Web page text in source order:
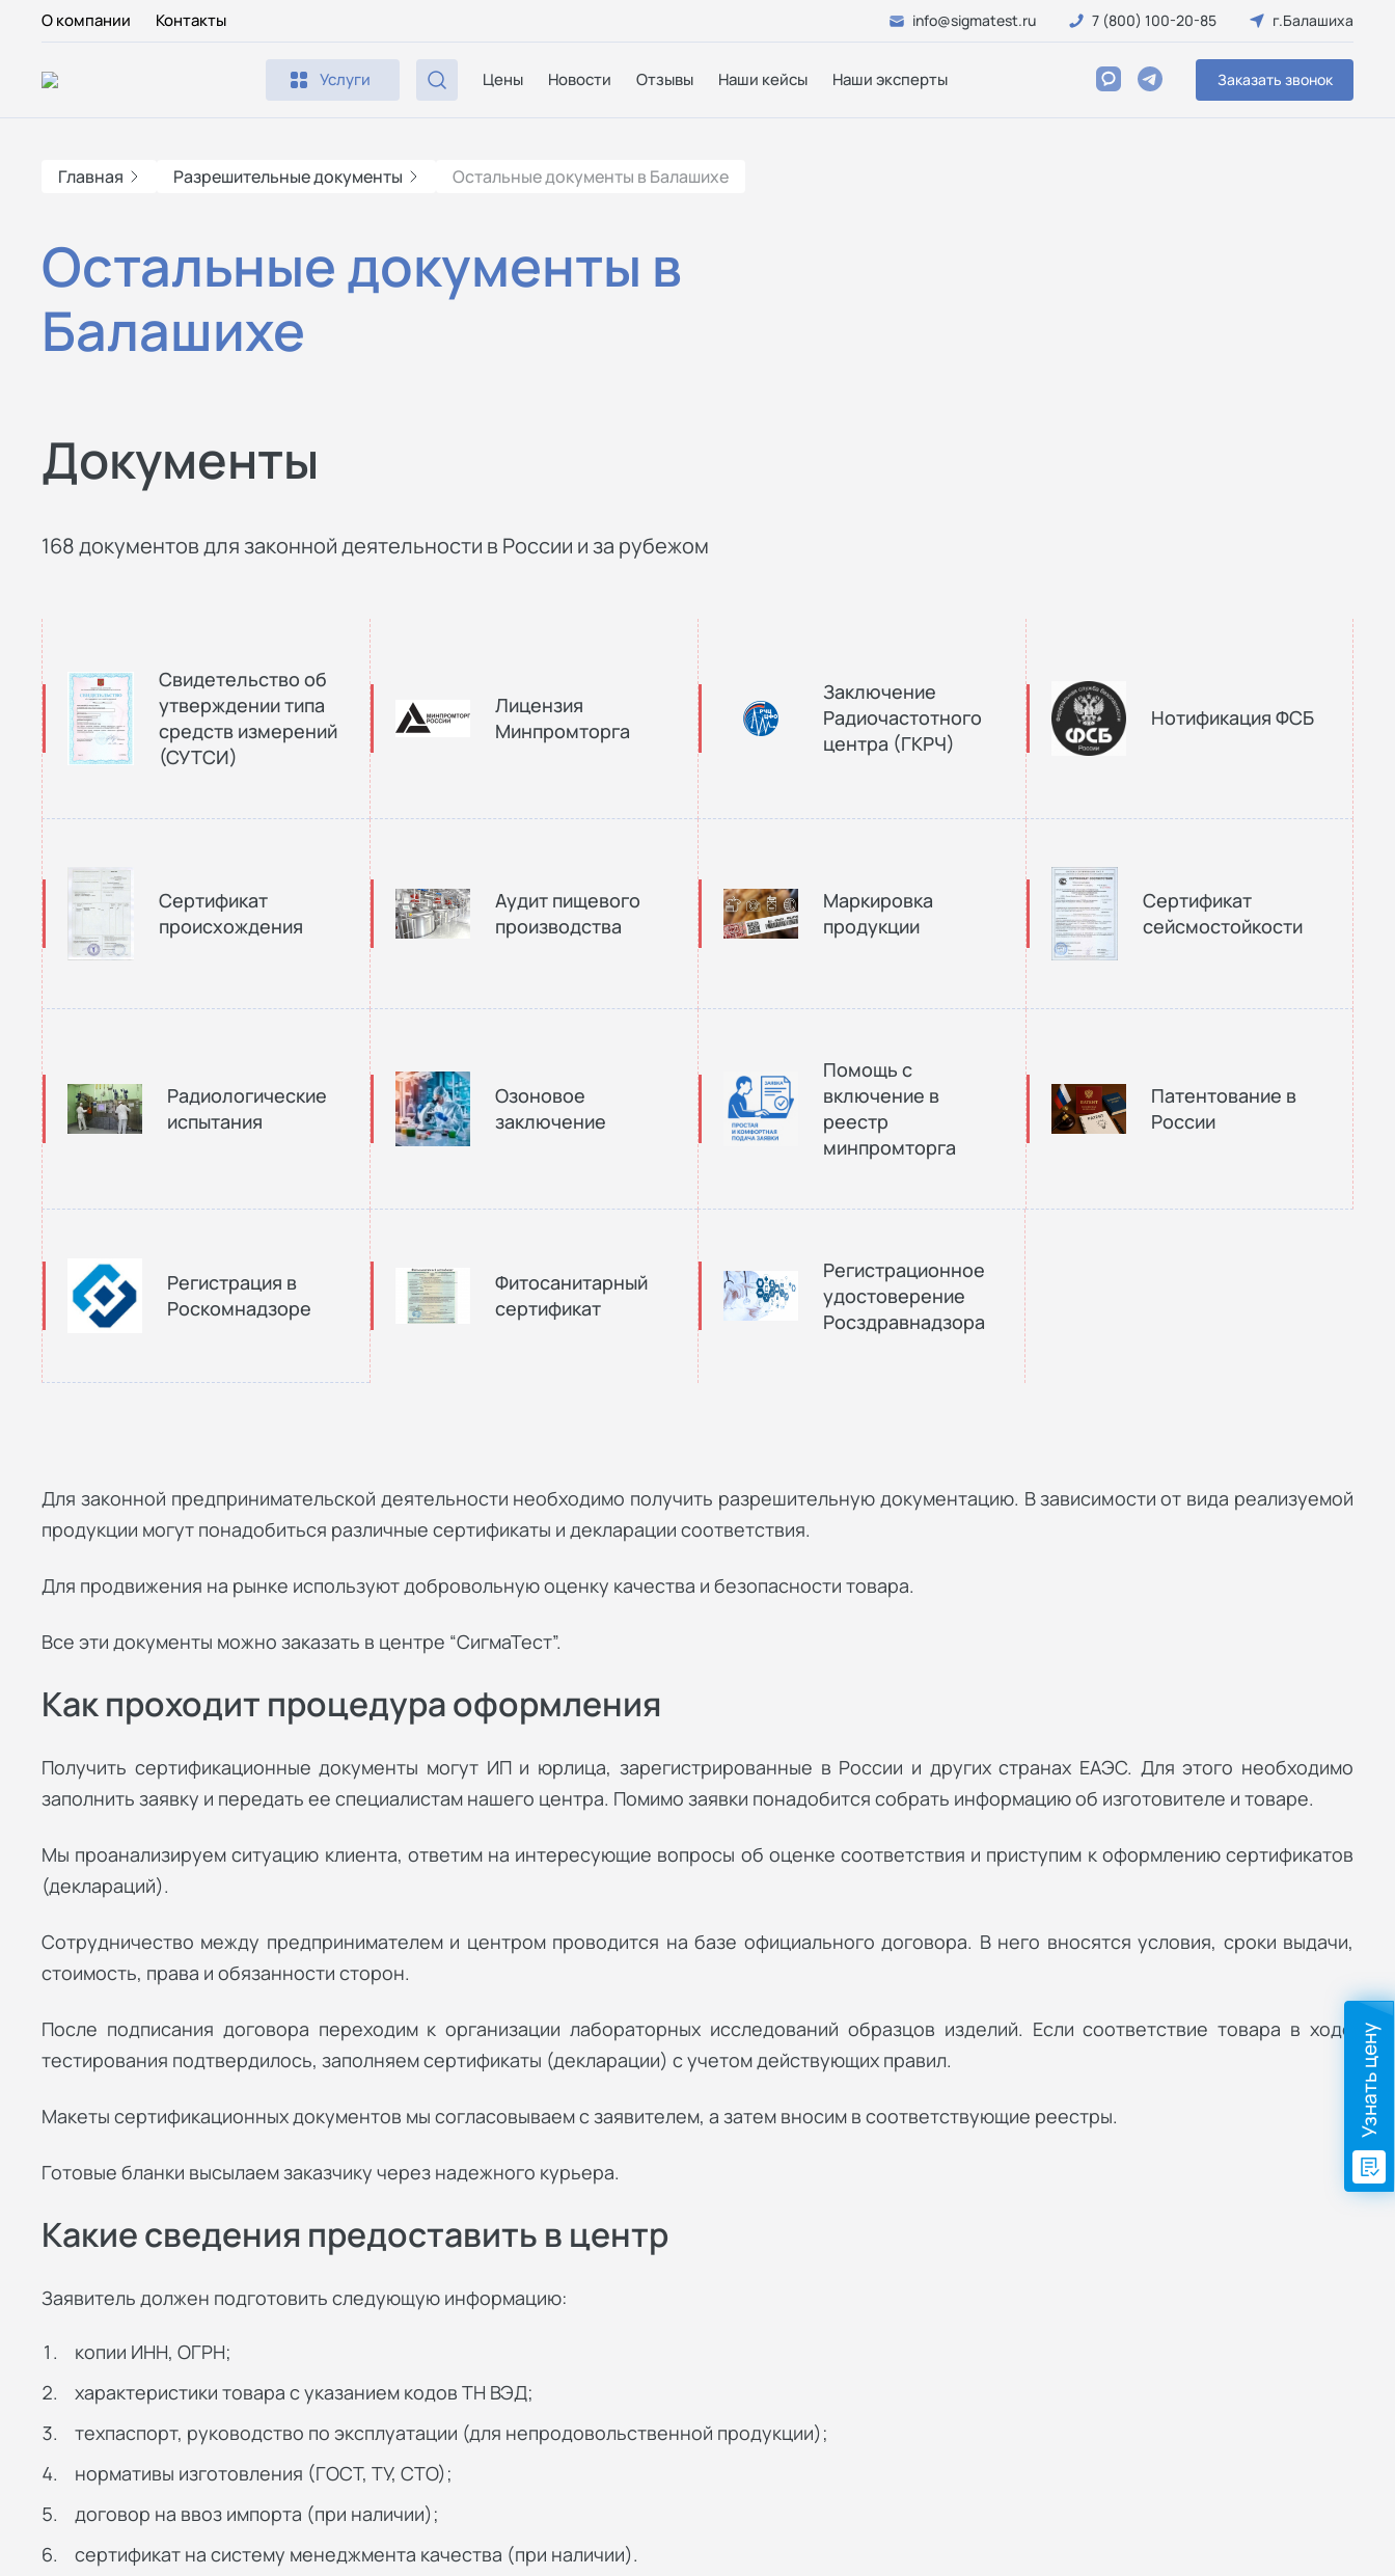
О компании Контакты info@sigmatest.ru 7 (800) 100-20-85 г.Балашиха
Услуги Цены Новости Отзывы Наши кейсы Наши эксперты Заказать звонок
Главная Разрешительные документы Остальные документы в Балашихе
Остальные документы в
Балашихе
Документы
168 документов для законной деятельности в России и за рубежом
Свидетельство об
утверждении типа
средств измерений
(СУТСИ)
Лицензия
Минпромторга
Заключение
Радиочастотного
центра (ГКРЧ)
Нотификация ФСБ
Сертификат
происхождения
Аудит пищевого
производства
Маркировка
продукции
Сертификат
сейсмостойкости
Радиологические
испытания
Озоновое
заключение
Помощь с
включение в
реестр
минпромторга
Патентование в
России
Регистрация в
Роскомнадзоре
Фитосанитарный
сертификат
Регистрационное
удостоверение
Росздравнадзора
Для законной предпринимательской деятельности необходимо получить разрешительную документацию. В зависимости от вида реализуемой
продукции могут понадобиться различные сертификаты и декларации соответствия.
Для продвижения на рынке используют добровольную оценку качества и безопасности товара.
Все эти документы можно заказать в центре “СигмаТест”.
Как проходит процедура оформления
Получить сертификационные документы могут ИП и юрлица, зарегистрированные в России и других странах ЕАЭС. Для этого необходимо
заполнить заявку и передать ее специалистам нашего центра. Помимо заявки понадобится собрать информацию об изготовителе и товаре.
Мы проанализируем ситуацию клиента, ответим на интересующие вопросы об оценке соответствия и приступим к оформлению сертификатов
(деклараций).
Сотрудничество между предпринимателем и центром проводится на базе официального договора. В него вносятся условия, сроки выдачи,
стоимость, права и обязанности сторон.
После подписания договора переходим к организации лабораторных исследований образцов изделий. Если соответствие товара в ходе
тестирования подтвердилось, заполняем сертификаты (декларации) с учетом действующих правил.
Макеты сертификационных документов мы согласовываем с заявителем, а затем вносим в соответствующие реестры.
Готовые бланки высылаем заказчику через надежного курьера.
Какие сведения предоставить в центр
Заявитель должен подготовить следующую информацию:
копии ИНН, ОГРН;
характеристики товара с указанием кодов ТН ВЭД;
техпаспорт, руководство по эксплуатации (для непродовольственной продукции);
нормативы изготовления (ГОСТ, ТУ, СТО);
договор на ввоз импорта (при наличии);
сертификат на систему менеджмента качества (при наличии).
Узнать цену